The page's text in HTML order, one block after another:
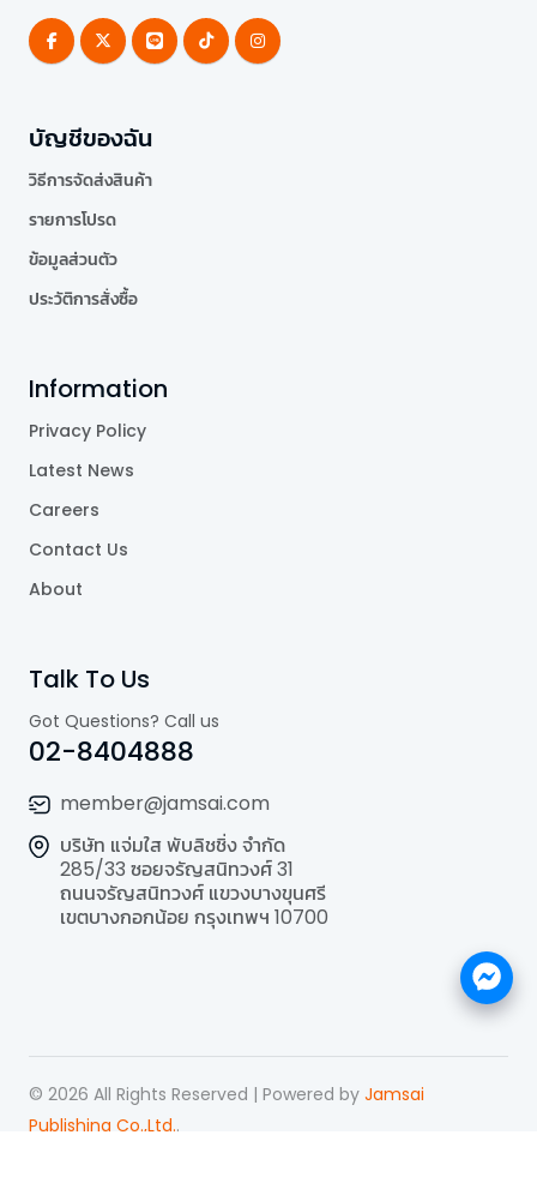
บัญชีของฉัน
วิธีการจัดส่งสินค้า
รายการโปรด
ข้อมูลส่วนตัว
ประวัติการสั่งซื้อ
Information
Privacy Policy
Latest News
Careers
Contact Us
About
Talk To Us
Got Questions? Call us
02-8404888
member@jamsai.com
บริษัท แจ่มใส พับลิชชิ่ง จำกัด
285/33 ซอยจรัญสนิทวงศ์ 31
ถนนจรัญสนิทวงศ์ แขวงบางขุนศรี
เขตบางกอกน้อย กรุงเทพฯ 10700
© 2026 All Rights Reserved | Powered by Jamsai
Publishing Co.,Ltd..